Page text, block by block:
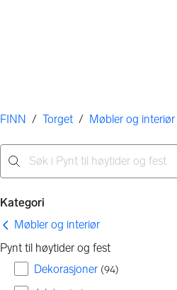
Her er du
FINN / Torget / Møbler og interiør
Filtre
Kategori
Møbler og interiør
Pynt til høytider og fest
Dekorasjoner (94)